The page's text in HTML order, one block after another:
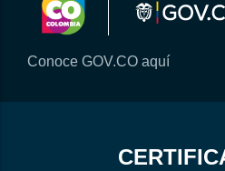
Conoce GOV.CO aquí